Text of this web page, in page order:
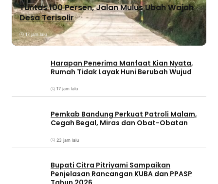
Tuntas 100 Persen, Jalan Mulus Ubah Wajah
Desa Terisolir
17 jam lalu
Harapan Penerima Manfaat Kian Nyata,
Rumah Tidak Layak Huni Berubah Wujud
17 jam lalu
Pemkab Bandung Perkuat Patroli Malam,
Cegah Begal, Miras dan Obat-Obatan
23 jam lalu
Bupati Citra Pitriyami Sampaikan
Penjelasan Rancangan KUBA dan PPASP